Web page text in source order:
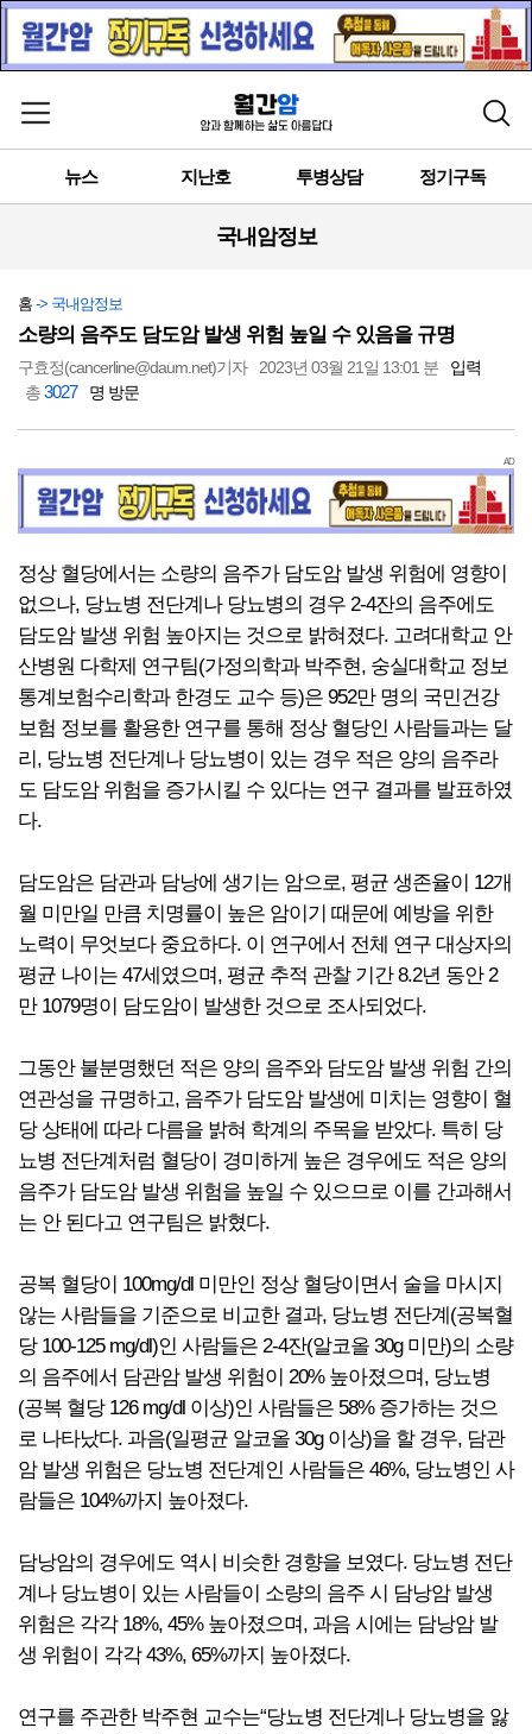
메뉴 열기 검색
뉴스 지난호 투병상담 정기구독
국내암정보
홈 -> 국내암정보
소량의 음주도 담도암 발생 위험 높일 수 있음을 규명
구효정(cancerline@daum.net)기자 2023년 03월 21일 13:01 분
입력
총3027 명 방문
AD
정상 혈당에서는 소량의 음주가 담도암 발생 위험에 영향이
없으나, 당뇨병 전단계나 당뇨병의 경우 2-4잔의 음주에도
담도암 발생 위험 높아지는 것으로 밝혀졌다. 고려대학교 안
산병원 다학제 연구팀(가정의학과 박주현, 숭실대학교 정보
통계보험수리학과 한경도 교수 등)은 952만 명의 국민건강
보험 정보를 활용한 연구를 통해 정상 혈당인 사람들과는 달
리, 당뇨병 전단계나 당뇨병이 있는 경우 적은 양의 음주라
도 담도암 위험을 증가시킬 수 있다는 연구 결과를 발표하였
다.
담도암은 담관과 담낭에 생기는 암으로, 평균 생존율이 12개
월 미만일 만큼 치명률이 높은 암이기 때문에 예방을 위한
노력이 무엇보다 중요하다. 이 연구에서 전체 연구 대상자의
평균 나이는 47세였으며, 평균 추적 관찰 기간 8.2년 동안 2
만 1079명이 담도암이 발생한 것으로 조사되었다.
그동안 불분명했던 적은 양의 음주와 담도암 발생 위험 간의
연관성을 규명하고, 음주가 담도암 발생에 미치는 영향이 혈
당 상태에 따라 다름을 밝혀 학계의 주목을 받았다. 특히 당
뇨병 전단계처럼 혈당이 경미하게 높은 경우에도 적은 양의
음주가 담도암 발생 위험을 높일 수 있으므로 이를 간과해서
는 안 된다고 연구팀은 밝혔다.
공복 혈당이 100mg/dl 미만인 정상 혈당이면서 술을 마시지
않는 사람들을 기준으로 비교한 결과, 당뇨병 전단계(공복혈
당 100-125 mg/dl)인 사람들은 2-4잔(알코올 30g 미만)의 소량
의 음주에서 담관암 발생 위험이 20% 높아졌으며, 당뇨병
(공복 혈당 126 mg/dl 이상)인 사람들은 58% 증가하는 것으
로 나타났다. 과음(일평균 알코올 30g 이상)을 할 경우, 담관
암 발생 위험은 당뇨병 전단계인 사람들은 46%, 당뇨병인 사
람들은 104%까지 높아졌다.
담낭암의 경우에도 역시 비슷한 경향을 보였다. 당뇨병 전단
계나 당뇨병이 있는 사람들이 소량의 음주 시 담낭암 발생
위험은 각각 18%, 45% 높아졌으며, 과음 시에는 담낭암 발
생 위험이 각각 43%, 65%까지 높아졌다.
연구를 주관한 박주현 교수는“당뇨병 전단계나 당뇨병을 앓